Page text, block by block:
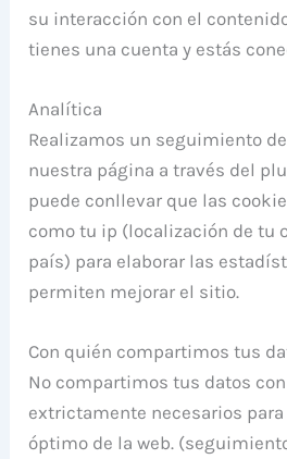
su interacción con el
tienes una cuenta y estás
Analítica
Realizamos un seguimiento
nuestra página a través del
puede conllevar que las
como tu ip (localización de tu
país) para elaborar las
permiten mejorar el sitio.
Con quién compartimos tus
No compartimos tus datos
extrictamente necesarios
óptimo de la web.